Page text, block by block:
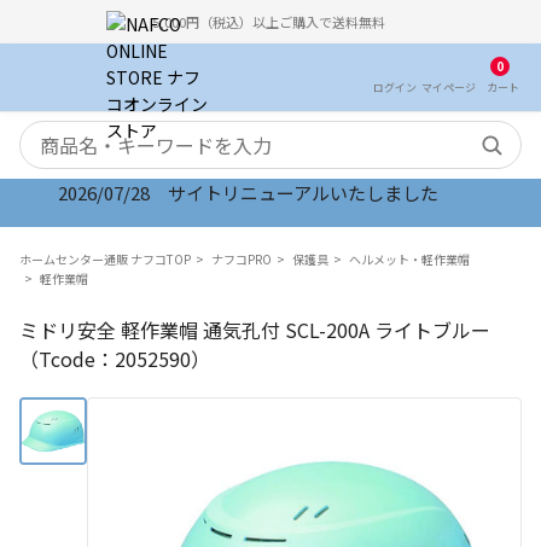
5,000円（税込）以上ご購入で送料無料
ログイン マイ ページ
0
カート
検索キーワード
2026/07/28 サイトリニューアルいたしました
ホームセンター通販 ナフコTOP ナフコPRO 保護具
ヘルメット・軽作業帽
軽作業帽
ミドリ安全 軽作業帽 通気孔付 SCL-200A ライトブルー
（Tcode：2052590）